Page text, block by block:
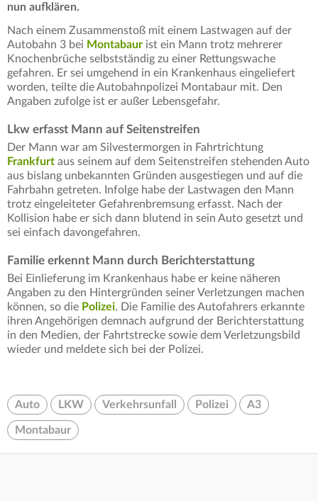
nun aufklären.
Nach einem Zusammenstoß mit einem Lastwagen auf der
Autobahn 3 bei Montabaur ist ein Mann trotz mehrerer
Knochenbrüche selbstständig zu einer Rettungswache
gefahren. Er sei umgehend in ein Krankenhaus eingeliefert
worden, teilte die Autobahnpolizei Montabaur mit. Den
Angaben zufolge ist er außer Lebensgefahr.
Lkw erfasst Mann auf Seitenstreifen
Der Mann war am Silvestermorgen in Fahrtrichtung
Frankfurt aus seinem auf dem Seitenstreifen stehenden Auto
aus bislang unbekannten Gründen ausgestiegen und auf die
Fahrbahn getreten. Infolge habe der Lastwagen den Mann
trotz eingeleiteter Gefahrenbremsung erfasst. Nach der
Kollision habe er sich dann blutend in sein Auto gesetzt und
sei einfach davongefahren.
Familie erkennt Mann durch Berichterstattung
Bei Einlieferung im Krankenhaus habe er keine näheren
Angaben zu den Hintergründen seiner Verletzungen machen
können, so die Polizei. Die Familie des Autofahrers erkannte
ihren Angehörigen demnach aufgrund der Berichterstattung
in den Medien, der Fahrtstrecke sowie dem Verletzungsbild
wieder und meldete sich bei der Polizei.
Auto LKW Verkehrsunfall Polizei A3
Montabaur